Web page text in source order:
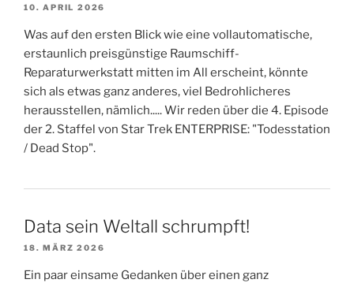
10. APRIL 2026
Was auf den ersten Blick wie eine vollautomatische,
erstaunlich preisgünstige Raumschiff-
Reparaturwerkstatt mitten im All erscheint, könnte
sich als etwas ganz anderes, viel Bedrohlicheres
herausstellen, nämlich..... Wir reden über die 4. Episode
der 2. Staffel von Star Trek ENTERPRISE: "Todesstation
/ Dead Stop".
Data sein Weltall schrumpft!
18. MÄRZ 2026
Ein paar einsame Gedanken über einen ganz